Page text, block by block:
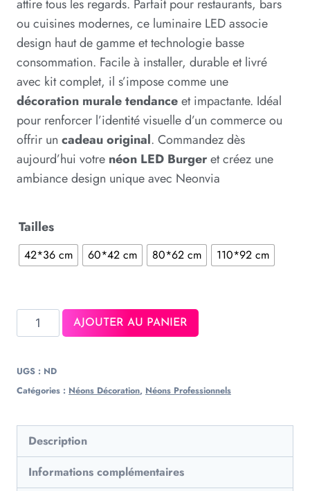
attire tous les regards. Parfait pour restaurants, bars
ou cuisines modernes, ce luminaire LED associe
design haut de gamme et technologie basse
consommation. Facile à installer, durable et livré
avec kit complet, il s’impose comme une
décoration murale tendanceet impactante. Idéal
pour renforcer l’identité visuelle d’un commerce ou
offrir un cadeau original. Commandez dès
aujourd’hui votre néon LED Burgeret créez une
ambiance design unique avec Neonvia
Tailles
42*36 cm 60*42 cm 80*62 cm 110*92 cm
AJOUTER AU PANIER
UGS : ND
Catégories : Néons Décoration, Néons Professionnels
Description
Informations complémentaires